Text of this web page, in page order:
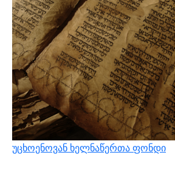
უცხოენოვან ხელნაწერთა ფონდი